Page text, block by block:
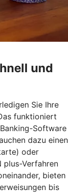
und
Sie Ihre
funktioniert
Software
dazu einen
oder
plus-Verfahren
bieten
bis